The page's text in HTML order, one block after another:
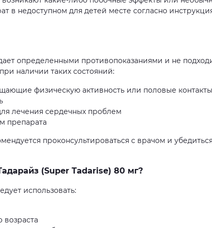
в недоступном для детей месте согласно
определенными противопоказаниями и не
наличии таких состояний:
физическую активность или половые контакты
лечения сердечных проблем
препарата
проконсультироваться с врачом и
(Super Tadarise) 80 мг?
использовать: